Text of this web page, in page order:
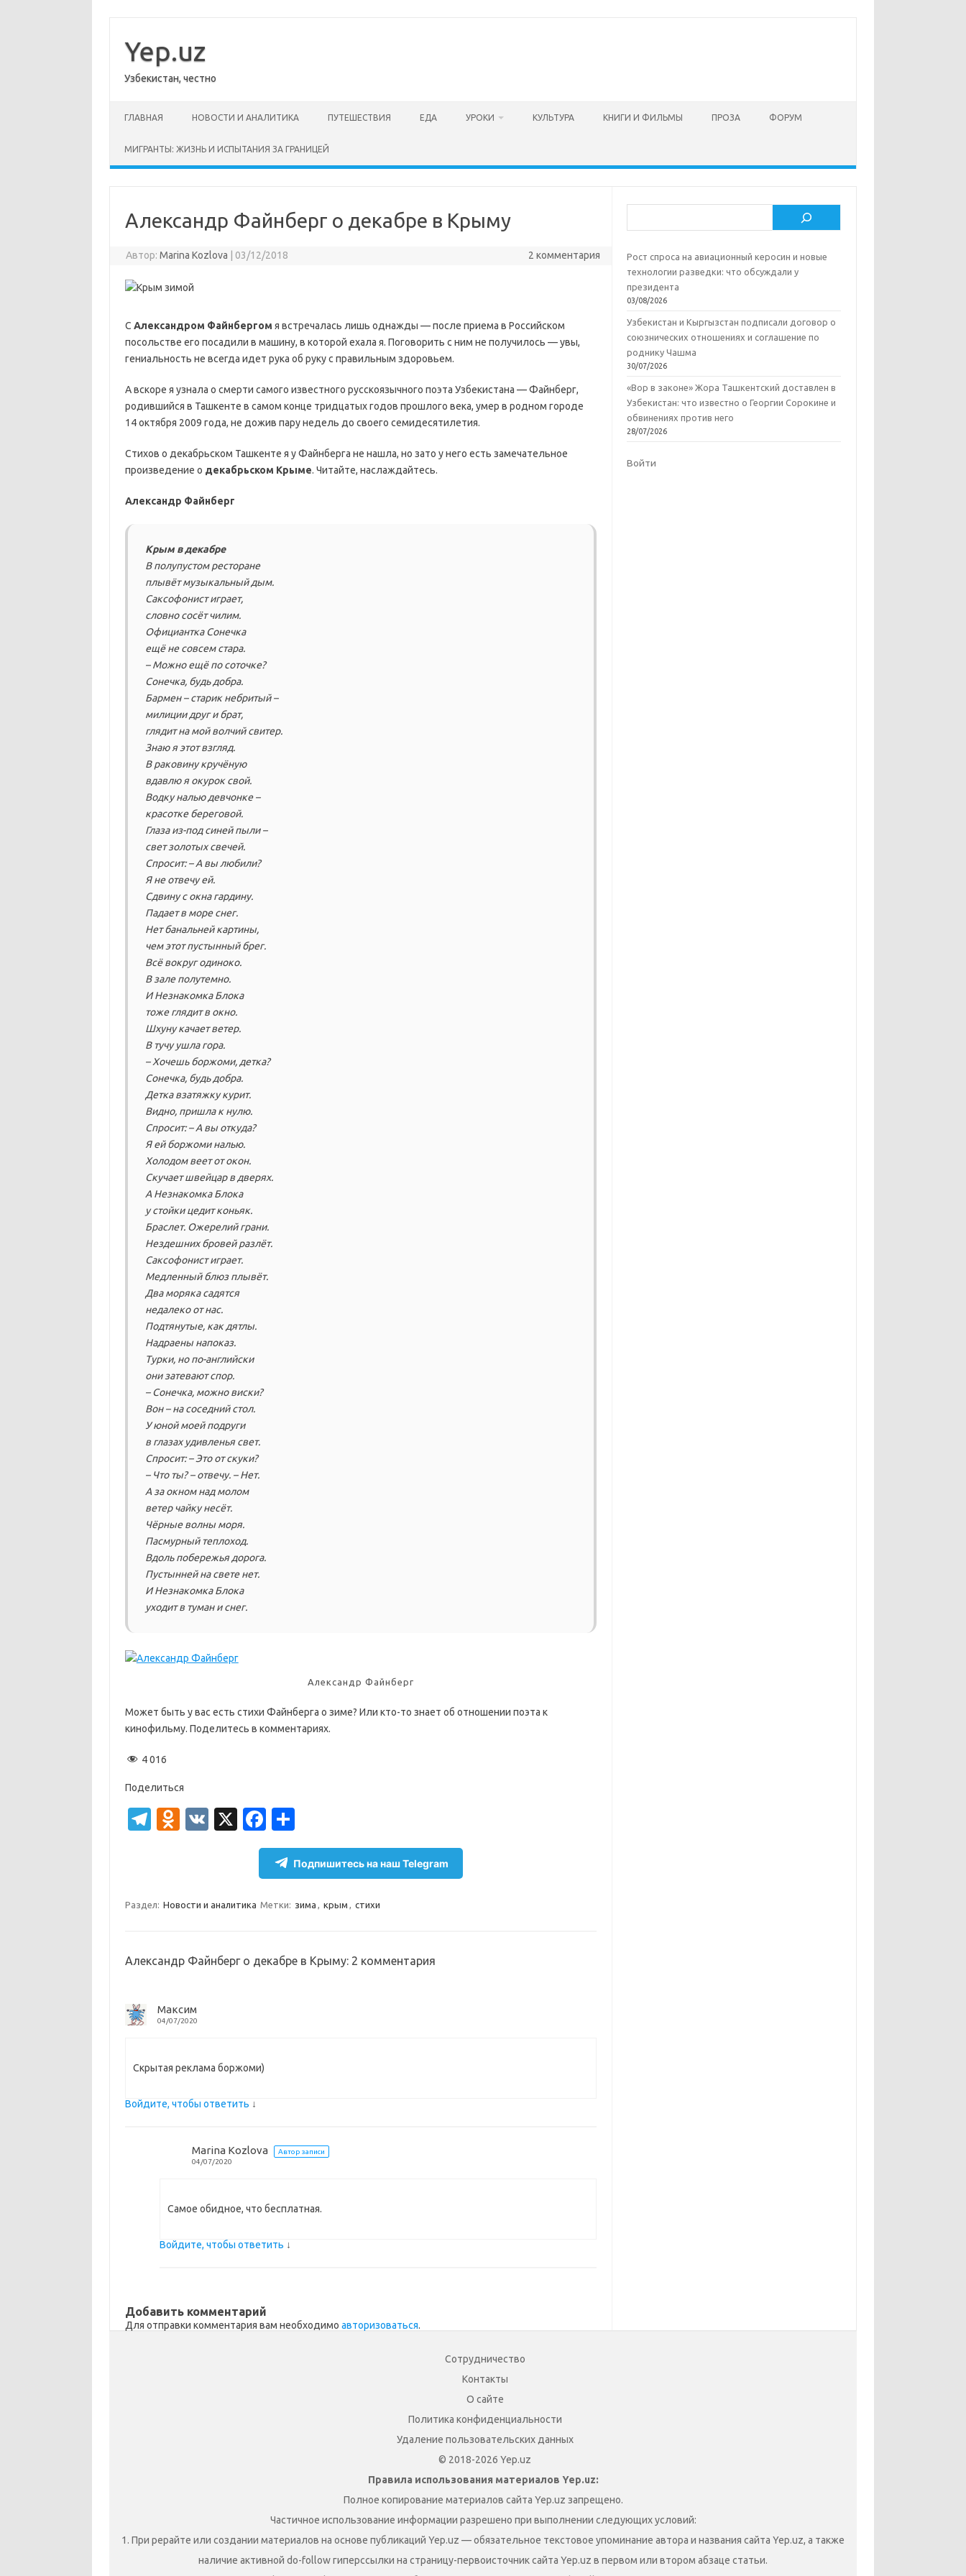
содержимому
Yep.uz
Узбекистан, честно
ГЛАВНАЯ НОВОСТИ И АНАЛИТИКА ПУТЕШЕСТВИЯ ЕДА УРОКИ КУЛЬТУРА КНИГИ И ФИЛЬМЫ ПРОЗА ФОРУМ
МИГРАНТЫ: ЖИЗНЬ И ИСПЫТАНИЯ ЗА ГРАНИЦЕЙ
Александр Файнберг о декабре в Крыму
Автор: Marina Kozlova 03/12/2018 2 комментария
С Александром Файнбергом я встречалась лишь однажды — после приема в Российском
посольстве его посадили в машину, в которой ехала я. Поговорить с ним не получилось — увы,
гениальность не всегда идет рука об руку с правильным здоровьем.
А вскоре я узнала о смерти самого известного русскоязычного поэта Узбекистана — Файнберг,
родившийся в Ташкенте в самом конце тридцатых годов прошлого века, умер в родном городе
14 октября 2009 года, не дожив пару недель до своего семидесятилетия.
Стихов о декабрьском Ташкенте я у Файнберга не нашла, но зато у него есть замечательное
произведение о декабрьском Крыме. Читайте, наслаждайтесь.
Александр Файнберг
Крым в декабре
В полупустом ресторане
плывёт музыкальный дым.
Саксофонист играет,
словно сосёт чилим.
Официантка Сонечка
ещё не совсем стара.
– Можно ещё по соточке?
Сонечка, будь добра.
Бармен – старик небритый –
милиции друг и брат,
глядит на мой волчий свитер.
Знаю я этот взгляд.
В раковину кручёную
вдавлю я окурок свой.
Водку налью девчонке –
красотке береговой.
Глаза из-под синей пыли –
свет золотых свечей.
Спросит: – А вы любили?
Я не отвечу ей.
Сдвину с окна гардину.
Падает в море снег.
Нет банальней картины,
чем этот пустынный брег.
Всё вокруг одиноко.
В зале полутемно.
И Незнакомка Блока
тоже глядит в окно.
Шхуну качает ветер.
В тучу ушла гора.
– Хочешь боржоми, детка?
Сонечка, будь добра.
Детка взатяжку курит.
Видно, пришла к нулю.
Спросит: – А вы откуда?
Я ей боржоми налью.
Холодом веет от окон.
Скучает швейцар в дверях.
А Незнакомка Блока
у стойки цедит коньяк.
Браслет. Ожерелий грани.
Нездешних бровей разлёт.
Саксофонист играет.
Медленный блюз плывёт.
Два моряка садятся
недалеко от нас.
Подтянутые, как дятлы.
Надраены напоказ.
Турки, но по-английски
они затевают спор.
– Сонечка, можно виски?
Вон – на соседний стол.
У юной моей подруги
в глазах удивленья свет.
Спросит: – Это от скуки?
– Что ты? – отвечу. – Нет.
А за окном над молом
ветер чайку несёт.
Чёрные волны моря.
Пасмурный теплоход.
Вдоль побережья дорога.
Пустынней на свете нет.
И Незнакомка Блока
уходит в туман и снег.
Александр Файнберг
Может быть у вас есть стихи Файнберга о зиме? Или кто-то знает об отношении поэта к
кинофильму. Поделитесь в комментариях.
4 016
Поделиться
T
a
O
kl
sn
i
V
X
Fa
c
e
o
k
т
п
а
и
Подпишитесь на наш Telegram
Раздел: Новости и аналитика Метки: зима , крым , стихи
Александр Файнберг о декабре в Крыму: 2 комментария
Максим
04/07/2020
Скрытая реклама боржоми)
Войдите, чтобы ответить ↓
Marina Kozlova
Автор записи
04/07/2020
Самое обидное, что бесплатная.
Войдите, чтобы ответить ↓
Добавить комментарий
Для отправки комментария вам необходимо авторизоваться.
Рост спроса на авиационный керосин и новые
технологии разведки: что обсуждали у
президента
03/08/2026
Узбекистан и Кыргызстан подписали договор о
союзнических отношениях и соглашение по
роднику Чашма
30/07/2026
«Вор в законе» Жора Ташкентский доставлен в
Узбекистан: что известно о Георгии Сорокине и
обвинениях против него
28/07/2026
Войти
Сотрудничество
Контакты
О сайте
Политика конфиденциальности
Удаление пользовательских данных
© 2018-2026 Yep.uz
Правила использования материалов Yep.uz:
Полное копирование материалов сайта Yep.uz запрещено.
Частичное использование информации разрешено при выполнении следующих условий:
1. При рерайте или создании материалов на основе публикаций Yep.uz — обязательное текстовое упоминание автора и названия сайта Yep.uz, а также
наличие активной do-follow гиперссылки на страницу-первоисточник сайта Yep.uz в первом или втором абзаце статьи.